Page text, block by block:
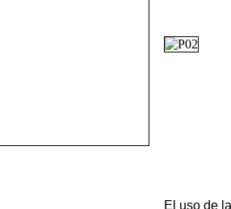
El uso de